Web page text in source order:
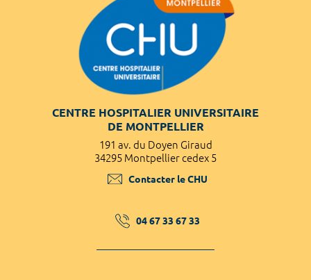
CENTRE HOSPITALIER UNIVERSITAIRE
DE MONTPELLIER
191 av. du Doyen Giraud
34295 Montpellier cedex 5
Contacter le CHU
04 67 33 67 33